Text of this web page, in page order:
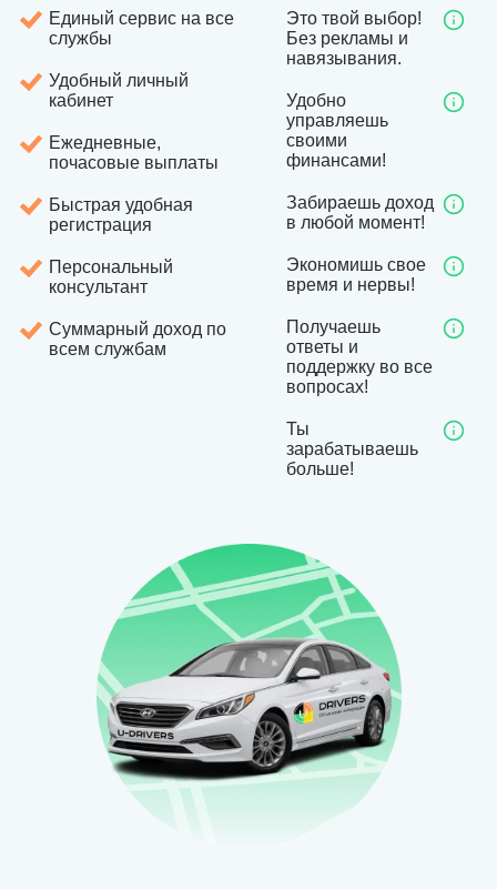
Единый сервис на все
службы
Удобный личный
кабинет
Ежедневные,
почасовые выплаты
Быстрая удобная
регистрация
Персональный
консультант
Суммарный доход по
всем службам
Это твой выбор!
Без рекламы и
навязывания.
Удобно
управляешь
своими
финансами!
Забираешь доход
в любой момент!
Экономишь свое
время и нервы!
Получаешь
ответы и
поддержку во все
вопросах!
Ты
зарабатываешь
больше!